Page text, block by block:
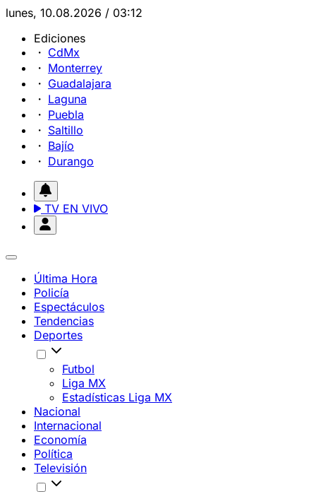
lunes, 10.08.2026 / 03:12
Ediciones
CdMx
Monterrey
Guadalajara
Laguna
Puebla
Saltillo
Bajío
Durango
TV EN VIVO
Última Hora
Policía
Espectáculos
Tendencias
Deportes
Futbol
Liga MX
Estadísticas Liga MX
Nacional
Internacional
Economía
Política
Televisión